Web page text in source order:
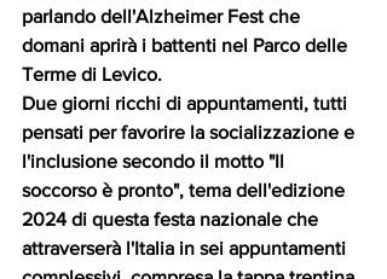
parlando dell'Alzheimer Fest che
domani aprirà i battenti nel Parco delle
Terme di Levico.
Due giorni ricchi di appuntamenti, tutti
pensati per favorire la socializzazione e
l'inclusione secondo il motto "Il
soccorso è pronto", tema dell'edizione
2024 di questa festa nazionale che
attraverserà l'Italia in sei appuntamenti